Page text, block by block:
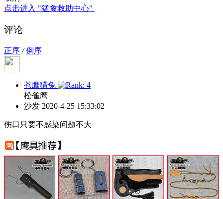
点击进入 "猛禽救助中心"
评论
正序 / 倒序
苍鹰猎兔
松雀鹰
沙发 2020-4-25 15:33:02
伤口只要不感染问题不大